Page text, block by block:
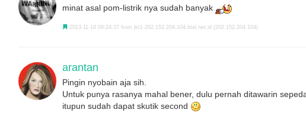
minat asal pom-listrik nya sudah banyak
2013-11-18 09:24:37 from jkt1-202.152.204.104.btel.net.id (202.152.204.104)
arantan
Pingin nyobain aja sih.
Untuk punya rasanya mahal bener, dulu pernah ditawarin
itupun sudah dapat skutik second